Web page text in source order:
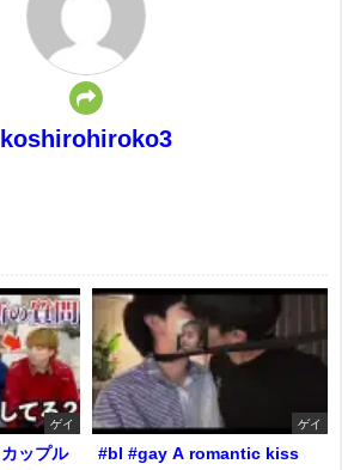
koshirohiroko3
ゲイ
カップル
ゲイ
#bl #gay A romantic kiss